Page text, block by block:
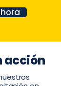
acción